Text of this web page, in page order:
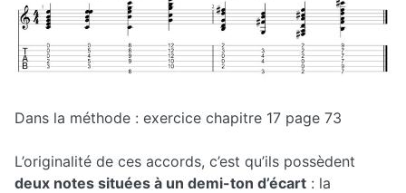
Dans la méthode : exercice chapitre 17 page 73
L’originalité de ces accords, c’est qu’ils possèdent
deux notes situées à un demi-ton d’écart : la